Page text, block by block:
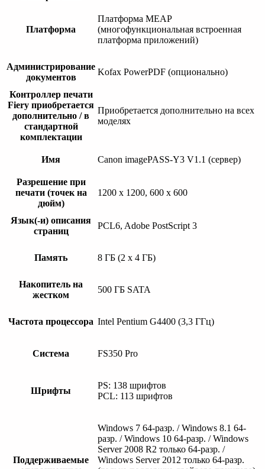
Платформа
Платформа MEAP
(многофункциональная встроенная
платформа приложений)
Администрирование
документов
Kofax PowerPDF (опционально)
Контроллер печати
Fiery приобретается
дополнительно / в
стандартной
комплектации
Приобретается дополнительно на всех
моделях
Имя Canon imagePASS-Y3 V1.1 (сервер)
Разрешение при
печати (точек на
дюйм)
1200 x 1200, 600 x 600
Язык(-и) описания
страниц
PCL6, Adobe PostScript 3
Память 8 ГБ (2 x 4 ГБ)
Накопитель на
жестком
500 ГБ SATA
Частота процессора Intel Pentium G4400 (3,3 ГГц)
Система FS350 Pro
Шрифты
PS: 138 шрифтов
PCL: 113 шрифтов
Поддерживаемые
Windows 7 64-разр. / Windows 8.1 64-
разр. / Windows 10 64-разр. / Windows
Server 2008 R2 только 64-разр. /
Windows Server 2012 только 64-разр.